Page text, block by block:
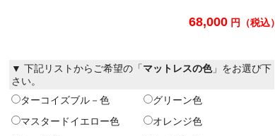
68,000円（税込）
▼ 下記リストからご希望の「マットレスの色」をお選び下
さい。
ターコイズブル－色
グリーン色
マスタードイエロー色
オレンジ色